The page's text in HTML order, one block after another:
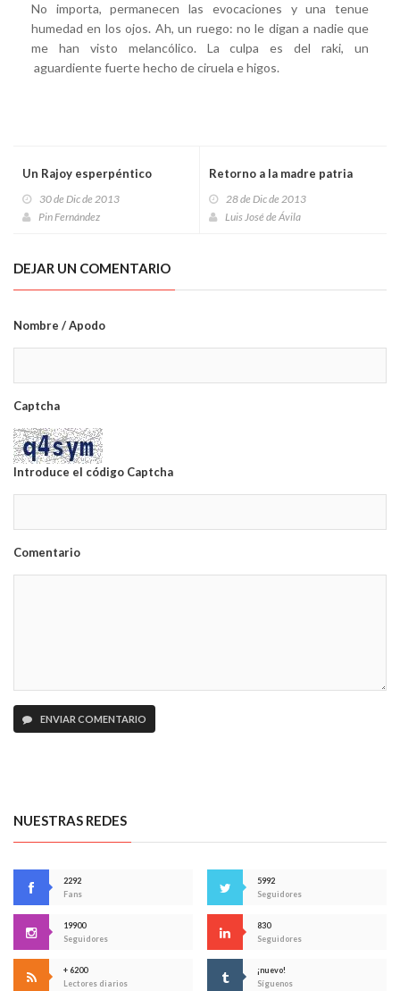
No importa, permanecen las evocaciones y una tenue
humedad en los ojos. Ah, un ruego: no le digan a nadie que
me han visto melancólico. La culpa es del raki, un
aguardiente fuerte hecho de ciruela e higos.
Un Rajoy esperpéntico
30 de Dic de 2013
Pin Fernández
Retorno a la madre patria
28 de Dic de 2013
Luis José de Ávila
DEJAR UN COMENTARIO
Nombre / Apodo
Captcha
Introduce el código Captcha
Comentario
ENVIAR COMENTARIO
NUESTRAS REDES
2292
Fans
5992
Seguidores
19900
Seguidores
830
Seguidores
+ 6200
Lectores diarios
¡nuevo!
Síguenos